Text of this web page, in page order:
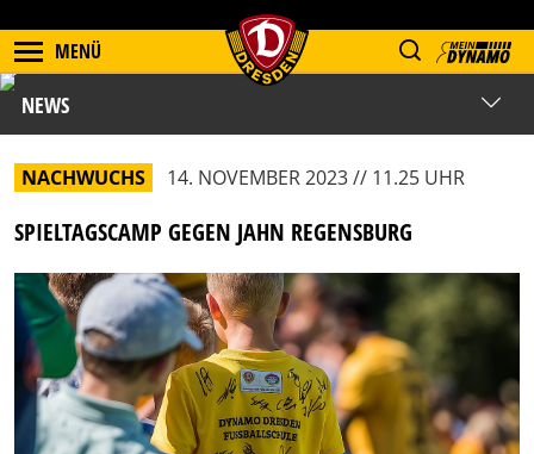
MENÜ
NEWS
NACHWUCHS 14. NOVEMBER 2023 // 11.25 UHR
SPIELTAGSCAMP GEGEN JAHN REGENSBURG